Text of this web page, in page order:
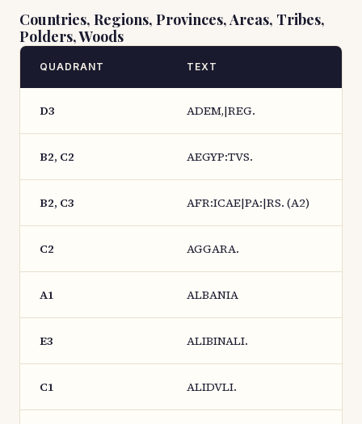
Countries, Regions, Provinces, Areas, Tribes,
Polders, Woods
QUADRANT TEXT
D3 ADEM,|REG.
B2, C2 AEGYP:TVS.
B2, C3 AFR:ICAE|PA:|RS. (A2)
C2 AGGARA.
A1 ALBANIA
E3 ALIBINALI.
C1 ALIDVLI.